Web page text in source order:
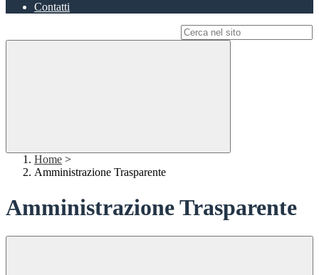
Contatti
Home >
Amministrazione Trasparente
Amministrazione Trasparente